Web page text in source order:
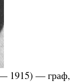
1915) — граф,